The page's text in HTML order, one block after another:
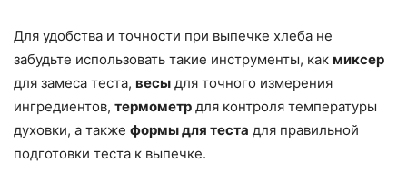
Для удобства и точности при выпечке хлеба не
забудьте использовать такие инструменты, как миксер
для замеса теста, весы для точного измерения
ингредиентов, термометр для контроля температуры
духовки, а также формы для теста для правильной
подготовки теста к выпечке.